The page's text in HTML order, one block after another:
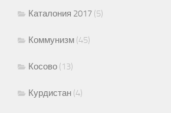
Каталония 2017 (5)
Коммунизм (45)
Косово (13)
Курдистан (4)